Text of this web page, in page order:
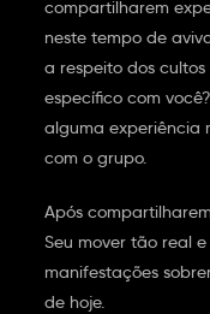
compartilharem
neste tempo de
a respeito dos
específico com
alguma experiência
com o grupo.
Após
Seu mover tão real
manifestações
de hoje.